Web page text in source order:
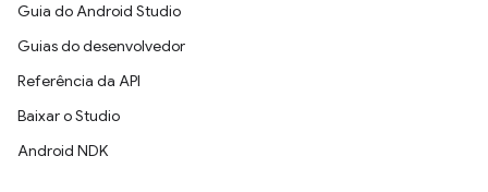
Guia do Android Studio
Guias do desenvolvedor
Referência da API
Baixar o Studio
Android NDK